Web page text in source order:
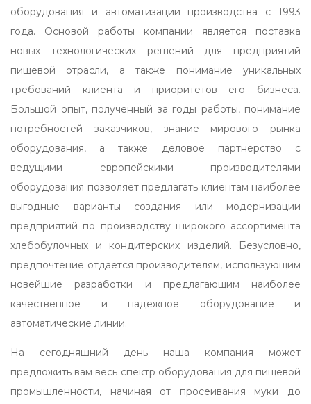
оборудования и автоматизации производства с 1993
года. Основой работы компании является поставка
новых технологических решений для предприятий
пищевой отрасли, а также понимание уникальных
требований клиента и приоритетов его бизнеса.
Большой опыт, полученный за годы работы, понимание
потребностей заказчиков, знание мирового рынка
оборудования, а также деловое партнерство с
ведущими европейскими производителями
оборудования позволяет предлагать клиентам наиболее
выгодные варианты создания или модернизации
предприятий по производству широкого ассортимента
хлебобулочных и кондитерских изделий. Безусловно,
предпочтение отдается производителям, использующим
новейшие разработки и предлагающим наиболее
качественное и надежное оборудование и
автоматические линии.
На сегодняшний день наша компания может
предложить вам весь спектр оборудования для пищевой
промышленности, начиная от просеивания муки до